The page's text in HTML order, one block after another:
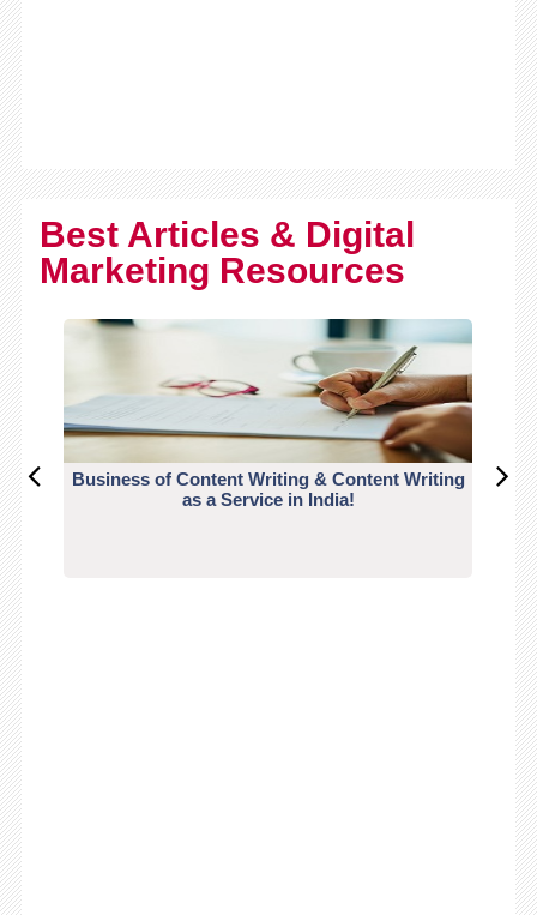
Best Articles & Digital
Marketing Resources
Business of Content Writing & Content Writing
as a Service in India!